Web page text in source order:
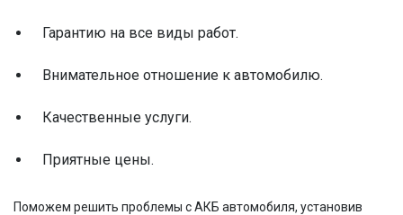
Гарантию на все виды работ.
Внимательное отношение к автомобилю.
Качественные услуги.
Приятные цены.
Поможем решить проблемы с АКБ автомобиля, установив